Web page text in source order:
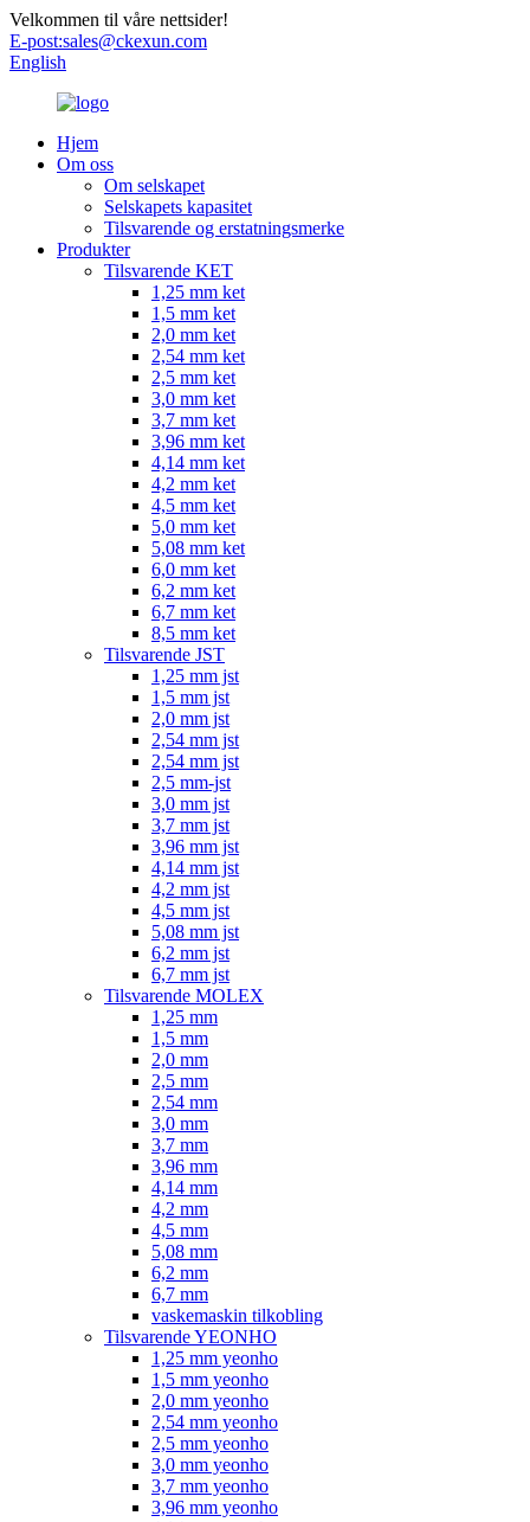
Velkommen til våre nettsider!
E-post:sales@ckexun.com
English
Hjem
Om oss
Om selskapet
Selskapets kapasitet
Tilsvarende og erstatningsmerke
Produkter
Tilsvarende KET
1,25 mm ket
1,5 mm ket
2,0 mm ket
2,54 mm ket
2,5 mm ket
3,0 mm ket
3,7 mm ket
3,96 mm ket
4,14 mm ket
4,2 mm ket
4,5 mm ket
5,0 mm ket
5,08 mm ket
6,0 mm ket
6,2 mm ket
6,7 mm ket
8,5 mm ket
Tilsvarende JST
1,25 mm jst
1,5 mm jst
2,0 mm jst
2,54 mm jst
2,54 mm jst
2,5 mm-jst
3,0 mm jst
3,7 mm jst
3,96 mm jst
4,14 mm jst
4,2 mm jst
4,5 mm jst
5,08 mm jst
6,2 mm jst
6,7 mm jst
Tilsvarende MOLEX
1,25 mm
1,5 mm
2,0 mm
2,5 mm
2,54 mm
3,0 mm
3,7 mm
3,96 mm
4,14 mm
4,2 mm
4,5 mm
5,08 mm
6,2 mm
6,7 mm
vaskemaskin tilkobling
Tilsvarende YEONHO
1,25 mm yeonho
1,5 mm yeonho
2,0 mm yeonho
2,54 mm yeonho
2,5 mm yeonho
3,0 mm yeonho
3,7 mm yeonho
3,96 mm yeonho